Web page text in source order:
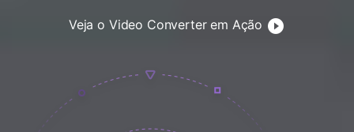
suportados pelo UniConverter.
Os produtos e atualizações mais recentes.
Veja o Video Converter em Ação